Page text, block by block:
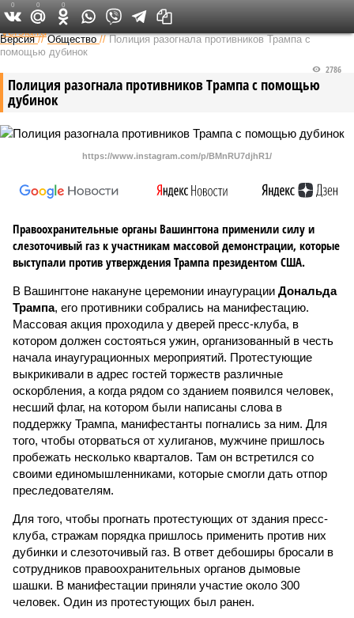
Федеральный выпуск
Версия //Общество //Полиция разогнала противников Трампа с
помощью дубинок
Полиция разогнала противников Трампа с помощью
дубинок
2786
https://www.instagram.com/p/BMnRU7djhR1/
Правоохранительные органы Вашингтона применили силу и
слезоточивый газ к участникам массовой демонстрации, которые
выступали против утверждения Трампа президентом США.
В Вашингтоне накануне церемонии инаугурации Дональда
Трампа, его противники собрались на манифестацию.
Массовая акция проходила у дверей пресс-клуба, в
котором должен состояться ужин, организованный в честь
начала инаугурационных мероприятий. Протестующие
выкрикивали в адрес гостей торжеств различные
оскорбления, а когда рядом со зданием появился человек,
несший флаг, на котором были написаны слова в
поддержку Трампа, манифестанты погнались за ним. Для
того, чтобы оторваться от хулиганов, мужчине пришлось
пробежать несколько кварталов. Там он встретился со
своими единомышленниками, которые смогли дать отпор
преследователям.
Для того, чтобы прогнать протестующих от здания пресс-
клуба, стражам порядка пришлось применить против них
дубинки и слезоточивый газ. В ответ дебоширы бросали в
сотрудников правоохранительных органов дымовые
шашки. В манифестации приняли участие около 300
человек. Один из протестующих был ранен.
0 0 0